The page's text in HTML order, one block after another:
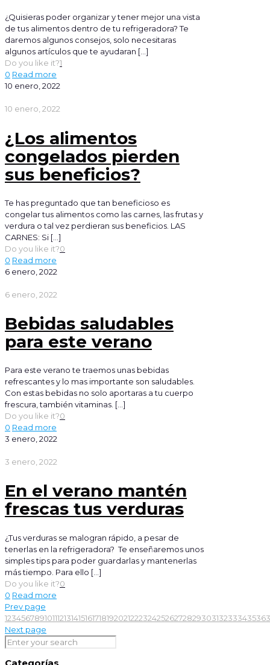
¿Quisieras poder organizar y tener mejor una vista
de tus alimentos dentro de tu refrigeradora? Te
daremos algunos consejos, solo necesitaras
algunos artículos que te ayudaran […]
Do you like it?1
0 Read more
10 enero, 2022
10 enero, 2022
¿Los alimentos
congelados pierden
sus beneficios?
Te has preguntado que tan beneficioso es
congelar tus alimentos como las carnes, las frutas y
verdura o tal vez perdieran sus beneficios. LAS
CARNES: Si […]
Do you like it?0
0 Read more
6 enero, 2022
6 enero, 2022
Bebidas saludables
para este verano
Para este verano te traemos unas bebidas
refrescantes y lo mas importante son saludables.
Con estas bebidas no solo aportaras a tu cuerpo
frescura, también vitaminas. […]
Do you like it?0
0 Read more
3 enero, 2022
3 enero, 2022
En el verano mantén
frescas tus verduras
¿Tus verduras se malogran rápido, a pesar de
tenerlas en la refrigeradora? Te enseñaremos unos
simples tips para poder guardarlas y mantenerlas
más tiempo. Para ello […]
Do you like it?0
0 Read more
Prev page
123456789101112131415161718192021222324252627282930313233343536
Next page
Categorías